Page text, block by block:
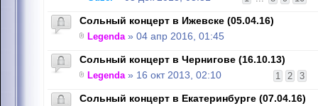
Сольный концерт в Ижевске (05.04.16)
Legenda» 04 апр 2016, 01:45
Сольный концерт в Чернигове (16.10.13)
1 2 3
Legenda» 16 окт 2013, 02:10
Сольный концерт в Екатеринбурге (07.04.16)